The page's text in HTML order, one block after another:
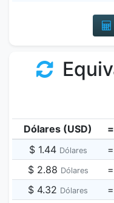
Dólares (USD) =
$ 1.44 Dólares =
$ 2.88 Dólares =
$ 4.32 Dólares =